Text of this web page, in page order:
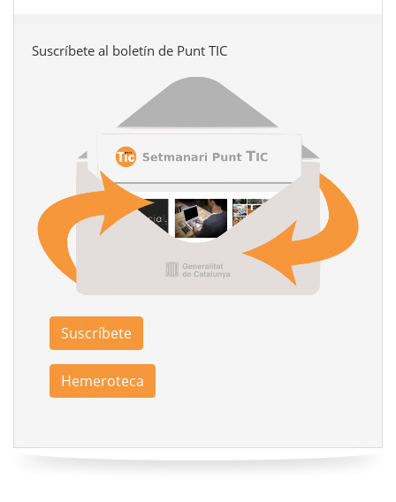
Suscríbete al boletín de Punt TIC
Suscríbete
Hemeroteca